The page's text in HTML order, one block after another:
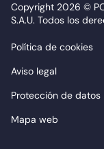
Copyright 2026 ©
S.A.U. Todos los
Política de cookies
Aviso legal
Protección de datos
Mapa web